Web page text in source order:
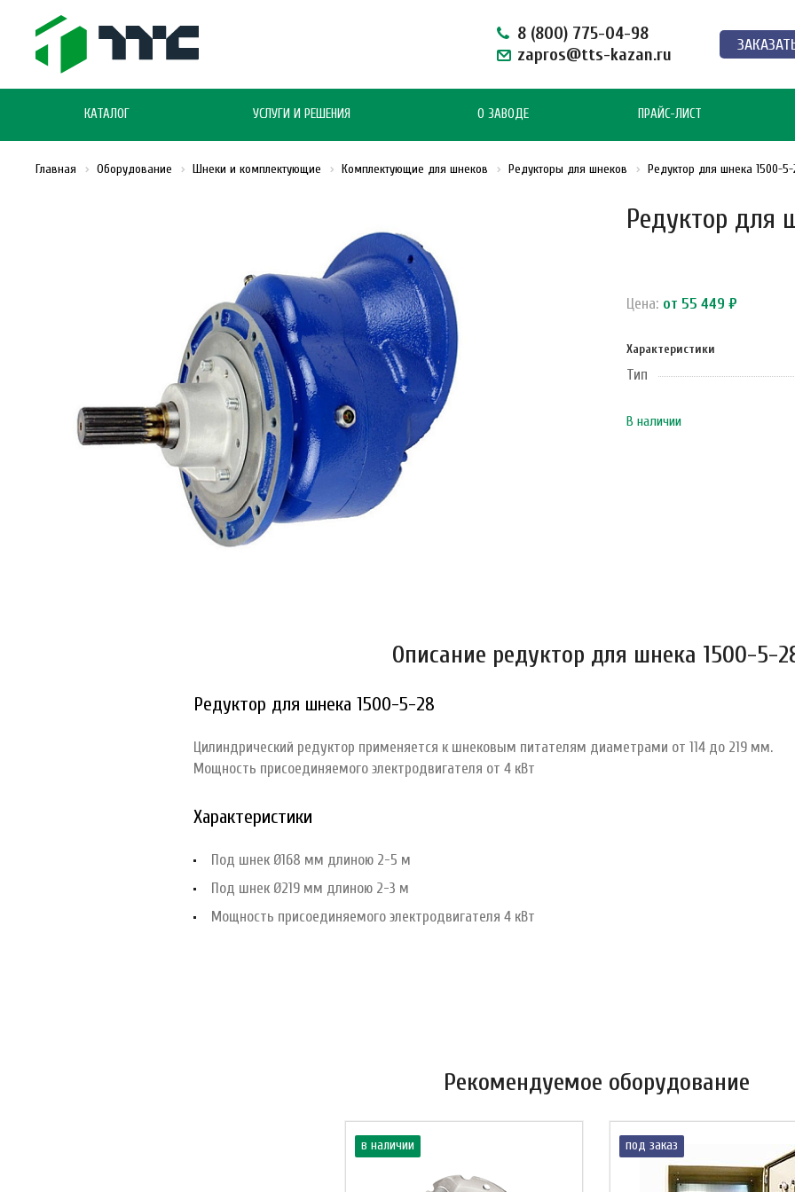
8 (800) 775-04-98
zapros@tts-kazan.ru
КАТАЛОГ УСЛУГИ И РЕШЕНИЯ О ЗАВОДЕ ПРАЙС-ЛИСТ
Главная Оборудование Шнеки и комплектующие Комплектующие для шнеков Редукторы для шнеков Редуктор для шнека 1500-5-
Редуктор для
Цена: от 55 449 ₽
Характеристики
Тип
В наличии
Описание редуктор для шнека 1500-5-
Редуктор для шнека 1500-5-28
Цилиндрический редуктор применяется к шнековым питателям диаметрами от 114 до 219 мм.
Мощность присоединяемого электродвигателя от 4 кВт
Характеристики
Под шнек Ø168 мм длиною 2-5 м
Под шнек Ø219 мм длиною 2-3 м
Мощность присоединяемого электродвигателя 4 кВт
Рекомендуемое оборудование
в наличии под заказ